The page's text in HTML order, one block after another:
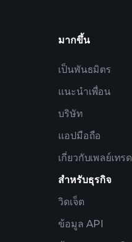
มากขึ้น
เป็นพันธมิตร
แนะนำเพื่อน
บริษัท
แอปมือถือ
เกี่ยวกับเพลย์เทรด
สำหรับธุรกิจ
วิดเจ็ต
ข้อมูล API